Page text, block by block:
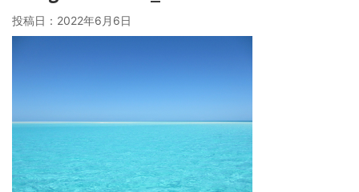
投稿日： 2022年6月6日